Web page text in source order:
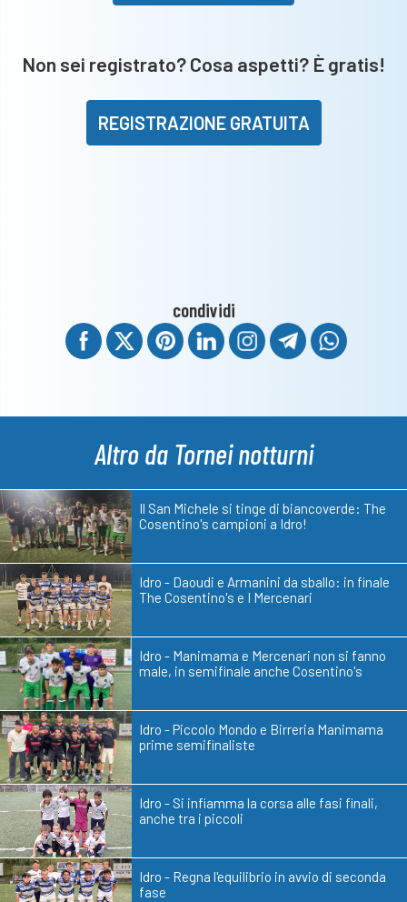
Non sei registrato? Cosa aspetti? È gratis!
REGISTRAZIONE GRATUITA
condividi
Altro da Tornei notturni
Il San Michele si tinge di biancoverde: The
Cosentino's campioni a Idro!
Idro - Daoudi e Armanini da sballo: in finale
The Cosentino's e I Mercenari
Idro - Manimama e Mercenari non si fanno
male, in semifinale anche Cosentino's
Idro - Piccolo Mondo e Birreria Manimama
prime semifinaliste
Idro - Si infiamma la corsa alle fasi finali,
anche tra i piccoli
Idro - Regna l'equilibrio in avvio di seconda
fase